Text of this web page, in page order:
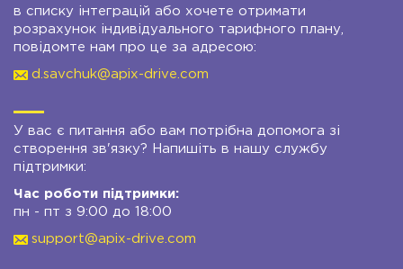
в списку інтеграцій або хочете отримати
розрахунок індивідуального тарифного плану,
повідомте нам про це за адресою:
d.savchuk@apix-drive.com
У вас є питання або вам потрібна допомога зі
створення зв'язку? Напишіть в нашу службу
підтримки:
Час роботи підтримки:
пн - пт з 9:00 до 18:00
support@apix-drive.com